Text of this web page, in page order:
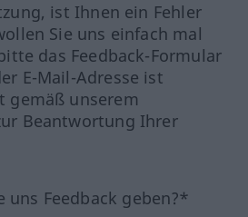
ist Ihnen ein Fehler
Sie uns einfach mal
das Feedback-Formular
E-Mail-Adresse ist
gemäß unserem
Beantwortung Ihrer
uns Feedback geben?*